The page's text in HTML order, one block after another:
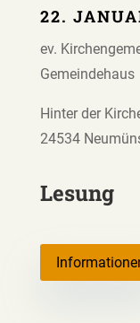
22.
ev.
Gemeindehaus
Hinter der
24534
Lesung